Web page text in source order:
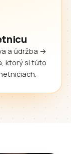
a údržba →
ktorý si túto